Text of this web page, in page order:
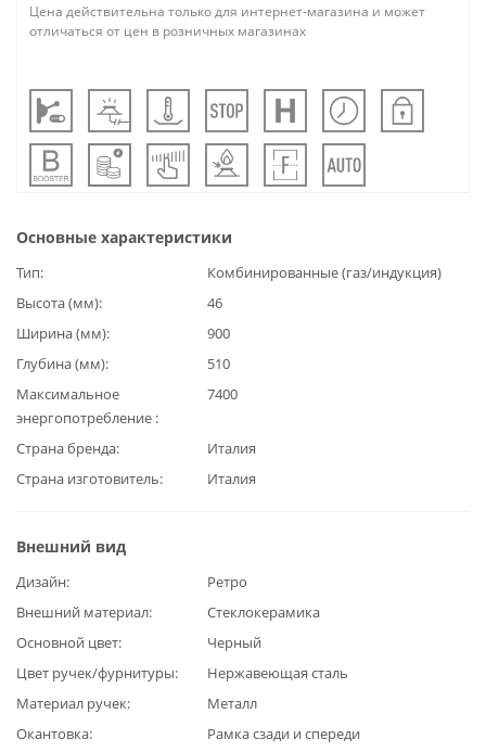
Цена действительна только для интернет-магазина и может
отличаться от цен в розничных магазинах
Основные характеристики
Тип
Комбинированные (газ/индукция)
Высота (мм)
46
Ширина (мм)
900
Глубина (мм)
510
Максимальное
энергопотребление
7400
Страна бренда
Италия
Страна изготовитель
Италия
Внешний вид
Дизайн
Ретро
Внешний материал
Стеклокерамика
Основной цвет
Черный
Цвет ручек/фурнитуры
Нержавеющая сталь
Материал ручек
Металл
Окантовка
Рамка сзади и спереди